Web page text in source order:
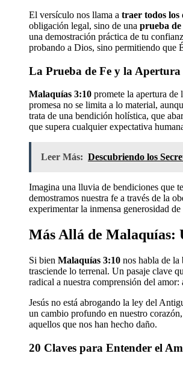
El versículo nos llama a traer todos los
obligación legal, sino de una prueba de
una demostración práctica de tu
probando a Dios, sino permitiendo que
La Prueba de Fe y la Apertura
Malaquías 3:10 promete la apertura de
promesa no se limita a lo material,
trata de una bendición holística, que
que supera cualquier expectativa
Leer Más: Descubriendo los
Imagina una lluvia de bendiciones que
demostramos nuestra fe a través de la
experimentar la inmensa generosidad
Más Allá de Malaquías:
Si bien Malaquías 3:10 nos habla de la
trasciende lo terrenal. Un pasaje clave
radical a nuestra comprensión del
Jesús no está abrogando la ley del
un cambio profundo en nuestro
aquellos que nos han hecho daño.
20 Claves para Entender el